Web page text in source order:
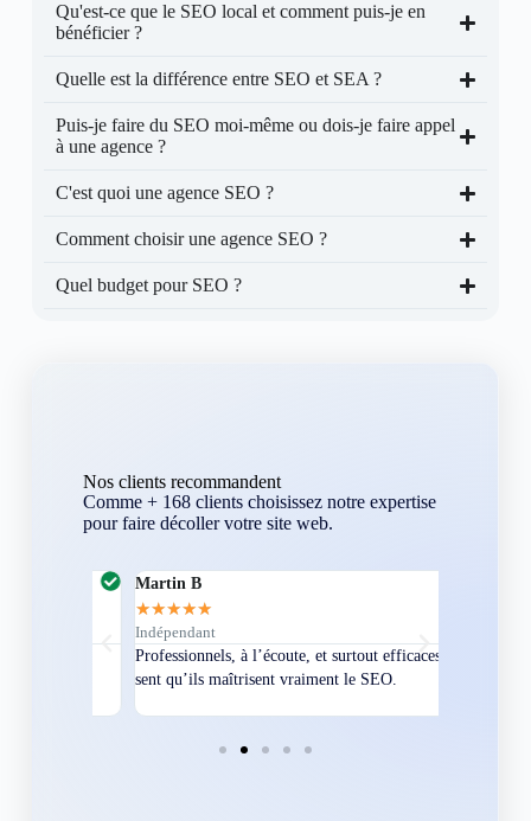
Qu'est-ce que le SEO local et comment puis-je en
bénéficier ?
Quelle est la différence entre SEO et SEA ?
Puis-je faire du SEO moi-même ou dois-je faire appel
à une agence ?
C'est quoi une agence SEO ?
Comment choisir une agence SEO ?
Quel budget pour SEO ?
Nos clients recommandent
Comme + 168 clients choisissez notre expertise
pour faire décoller votre site web.
Martin B
★★★
Indépendant
Professionnels, à l’écoute, et surtout efficaces. On
sent qu’ils maîtrisent vraiment le SEO.